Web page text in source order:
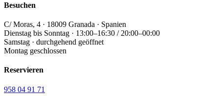
Besuchen
C/ Moras, 4 · 18009 Granada · Spanien
Dienstag bis Sonntag · 13:00–16:30 / 20:00–00:00
Samstag · durchgehend geöffnet
Montag geschlossen
Reservieren
958 04 91 71